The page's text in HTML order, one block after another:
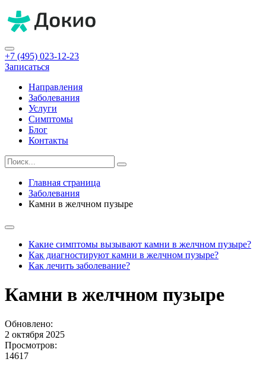
+7 (495) 023-12-23
Записаться
Направления
Заболевания
Услуги
Симптомы
Блог
Контакты
Главная страница
Заболевания
Камни в желчном пузыре
Какие симптомы вызывают камни в желчном пузыре?
Как диагностируют камни в желчном пузыре?
Как лечить заболевание?
Камни в желчном пузыре
Обновлено:
2 октября 2025
Просмотров:
14617